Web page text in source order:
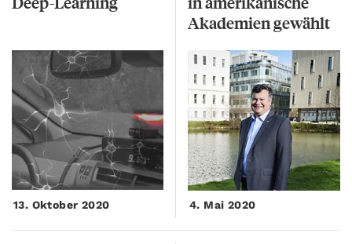
13. Oktober 2020
Akademien gewählt
4. Mai 2020